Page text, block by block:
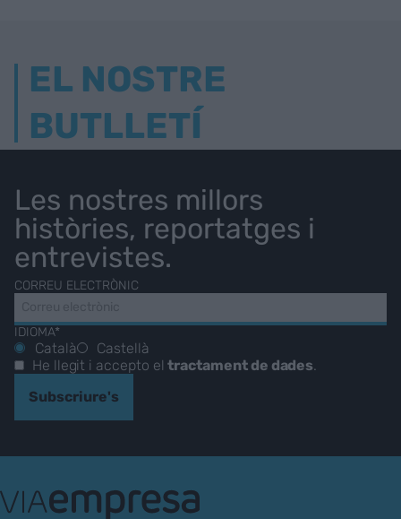
EL NOSTRE
BUTLLETÍ
Les nostres millors
històries, reportatges i
entrevistes.
CORREU ELECTRÒNIC
IDIOMA*
Català
Castellà
He llegit i accepto eltractament de dades.
Subscriure's